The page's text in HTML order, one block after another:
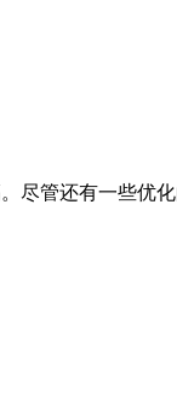
尽管还有一些优